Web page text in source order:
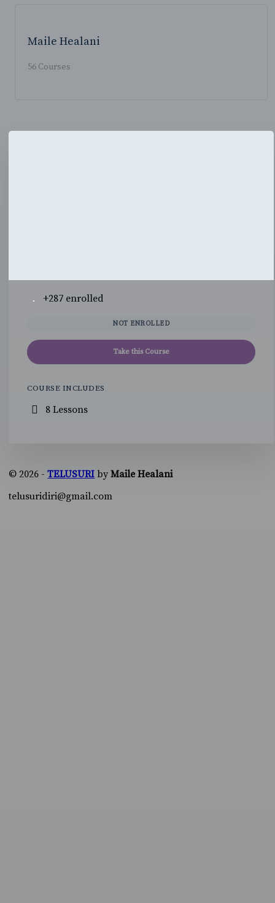
Maile Healani
56 Courses
+287 enrolled
NOT ENROLLED
Take this Course
COURSE INCLUDES
8 Lessons
© 2026 -TELUSURI byMaile Healani
telusuridiri@gmail.com